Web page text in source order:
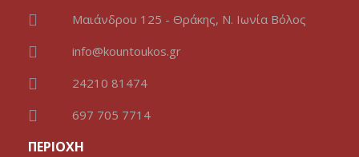
Μαιάνδρου 125 - Θράκης, Ν. Ιωνία Βόλος
info@kountoukos.gr
24210 81474
697 705 7714
ΠΕΡΙΟΧΗ